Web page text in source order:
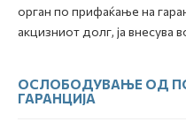
орган по прифаќање на
акцизниот долг, ја внесува
ОСЛОБОДУВАЊЕ ОД
ГАРАНЦИЈА